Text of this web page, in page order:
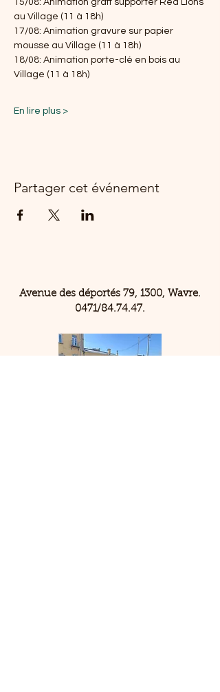
15/08: Animation graff supporter Red Lions
au Village (11 à 18h)
17/08: Animation gravure sur papier
mousse au Village (11 à 18h)
18/08: Animation porte-clé en bois au
Village (11 à 18h)
En lire plus >
Partager cet événement
Avenue des déportés 79, 1300, Wavre.
0471/84.74.47.